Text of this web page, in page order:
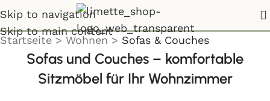
Skip to navigation
Skip to main content
Sofas & Couches
Startseite > Wohnen > Sofas & Couches
Sofas und Couches – komfortable
Sitzmöbel für Ihr Wohnzimmer